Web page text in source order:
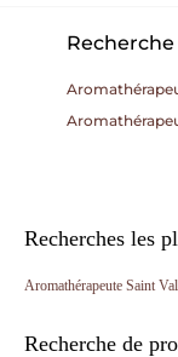
Recherches les
Aromathérapeute Saint
Recherche de